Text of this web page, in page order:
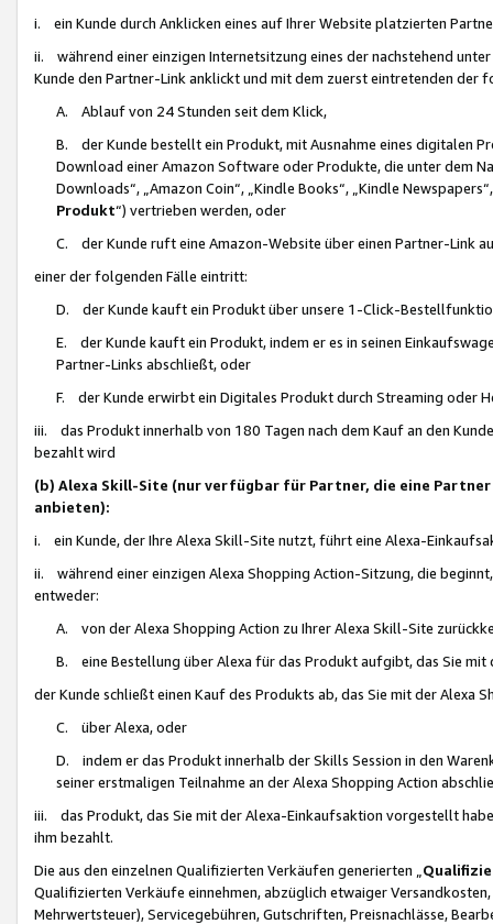
i. ein Kunde durch Anklicken eines auf Ihrer Website platzierten
ii. während einer einzigen Internetsitzung eines der nachstehend
Kunde den Partner-Link anklickt und mit dem zuerst eintretenden der
A. Ablauf von 24 Stunden seit dem Klick,
B. der Kunde bestellt ein Produkt, mit Ausnahme eines digitalen
Download einer Amazon Software oder Produkte, die unter dem
Downloads“, „Amazon Coin“, „Kindle Books“, „Kindle
Produkt“) vertrieben werden, oder
C. der Kunde ruft eine Amazon-Website über einen Partner-Link
einer der folgenden Fälle eintritt:
D. der Kunde kauft ein Produkt über unsere 1-Click-
E. der Kunde kauft ein Produkt, indem er es in seinen
Partner-Links abschließt, oder
F. der Kunde erwirbt ein Digitales Produkt durch Streaming oder
iii. das Produkt innerhalb von 180 Tagen nach dem Kauf an den
bezahlt wird
(b) Alexa Skill-Site (nur verfügbar für Partner, die eine
anbieten):
i. ein Kunde, der Ihre Alexa Skill-Site nutzt, führt eine Alexa-
ii. während einer einzigen Alexa Shopping Action-Sitzung, die
entweder:
A. von der Alexa Shopping Action zu Ihrer Alexa Skill-Site
B. eine Bestellung über Alexa für das Produkt aufgibt, das Sie mit
der Kunde schließt einen Kauf des Produkts ab, das Sie mit der Alexa
C. über Alexa, oder
D. indem er das Produkt innerhalb der Skills Session in den
seiner erstmaligen Teilnahme an der Alexa Shopping Action
iii. das Produkt, das Sie mit der Alexa-Einkaufsaktion vorgestellt
ihm bezahlt.
Die aus den einzelnen Qualifizierten Verkäufen generierten „
Qualifizierten Verkäufe einnehmen, abzüglich etwaiger
Mehrwertsteuer), Servicegebühren, Gutschriften, Preisnachlässe,